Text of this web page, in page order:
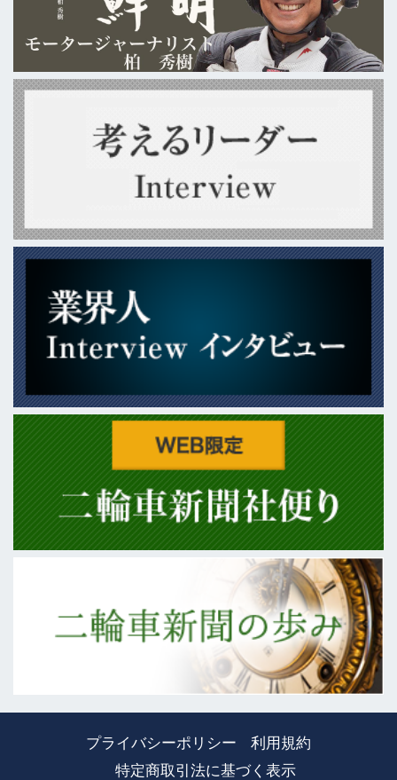
プライバシーポリシー
利用規約
特定商取引法に基づく表示